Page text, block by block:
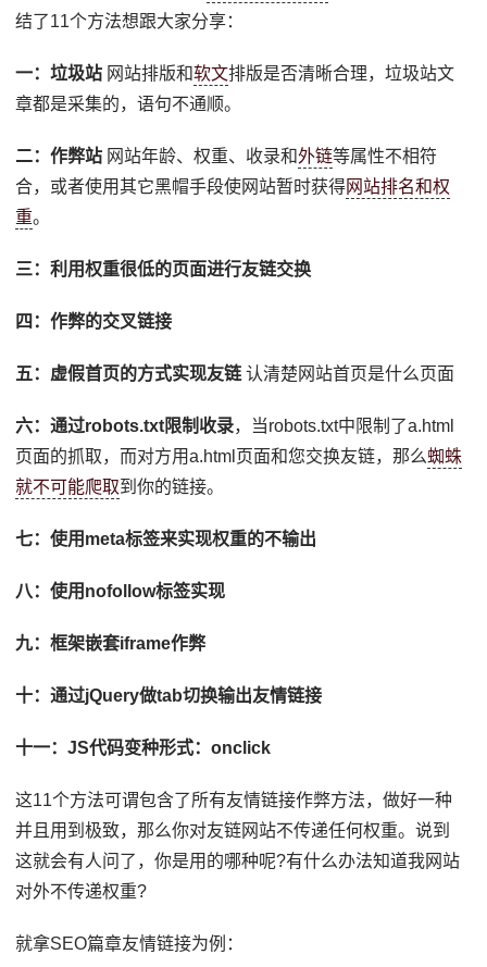
结了11个方法想跟大家分享：
一：垃圾站 网站排版和软文排版是否清晰合理，垃圾站文
章都是采集的，语句不通顺。
二：作弊站 网站年龄、权重、收录和外链等属性不相符
合，或者使用其它黑帽手段使网站暂时获得网站排名和权
重。
三：利用权重很低的页面进行友链交换
四：作弊的交叉链接
五：虚假首页的方式实现友链 认清楚网站首页是什么页面
六：通过robots.txt限制收录，当robots.txt中限制了a.html
页面的抓取，而对方用a.html页面和您交换友链，那么蜘蛛
就不可能爬取到你的链接。
七：使用meta标签来实现权重的不输出
八：使用nofollow标签实现
九：框架嵌套iframe作弊
十：通过jQuery做tab切换输出友情链接
十一：JS代码变种形式：onclick
这11个方法可谓包含了所有友情链接作弊方法，做好一种
并且用到极致，那么你对友链网站不传递任何权重。说到
这就会有人问了，你是用的哪种呢?有什么办法知道我网站
对外不传递权重?
就拿SEO篇章友情链接为例：